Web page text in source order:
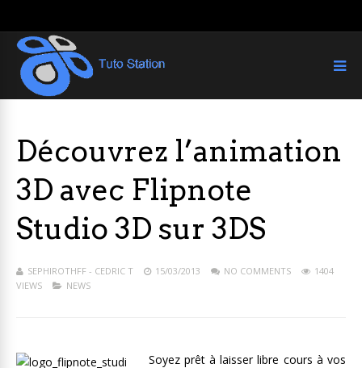
Découvrez l’animation
3D avec Flipnote
Studio 3D sur 3DS
SEPHIROTHFF - CEDRIC T 15/03/2013 NO COMMENTS
1404
VIEWS
NEWS
Soyez prêt à laisser libre cours à vos